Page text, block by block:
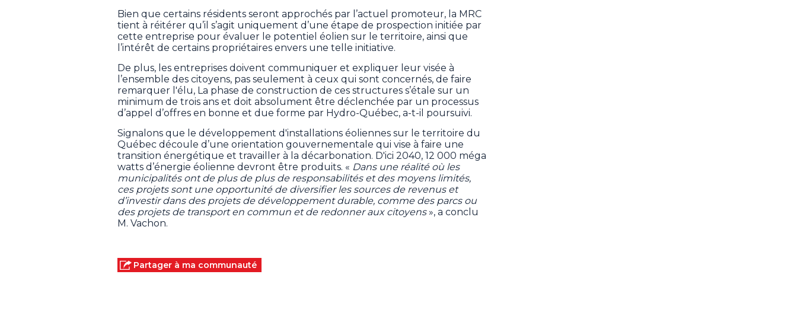
Bien que certains résidents seront approchés par l’actuel promoteur, la MRC
tient à réitérer qu’il s’agit uniquement d’une étape de prospection initiée par
cette entreprise pour évaluer le potentiel éolien sur le territoire, ainsi que
l’intérêt de certains propriétaires envers une telle initiative.
De plus, les entreprises doivent communiquer et expliquer leur visée à
l’ensemble des citoyens, pas seulement à ceux qui sont concernés, de faire
remarquer l'élu, La phase de construction de ces structures s’étale sur un
minimum de trois ans et doit absolument être déclenchée par un processus
d’appel d’offres en bonne et due forme par Hydro-Québec, a-t-il poursuivi.
Signalons que le développement d'installations éoliennes sur le territoire du
Québec découle d’une orientation gouvernementale qui vise à faire une
transition énergétique et travailler à la décarbonation. D'ici 2040, 12 000 méga
watts d’énergie éolienne devront être produits. « Dans une réalité où les
municipalités ont de plus de plus de responsabilités et des moyens limités,
ces projets sont une opportunité de diversifier les sources de revenus et
d’investir dans des projets de développement durable, comme des parcs ou
des projets de transport en commun et de redonner aux citoyens», a conclu
M. Vachon.
Partager à ma communauté